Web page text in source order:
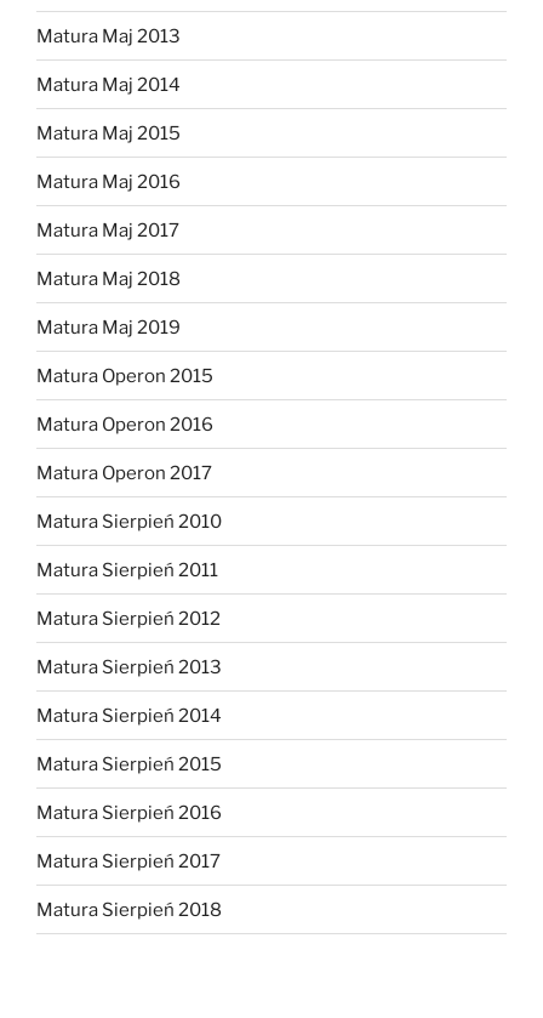
Matura Maj 2013
Matura Maj 2014
Matura Maj 2015
Matura Maj 2016
Matura Maj 2017
Matura Maj 2018
Matura Maj 2019
Matura Operon 2015
Matura Operon 2016
Matura Operon 2017
Matura Sierpień 2010
Matura Sierpień 2011
Matura Sierpień 2012
Matura Sierpień 2013
Matura Sierpień 2014
Matura Sierpień 2015
Matura Sierpień 2016
Matura Sierpień 2017
Matura Sierpień 2018